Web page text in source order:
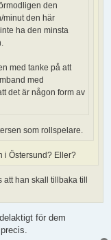
den
minut den här
ha den minsta
med tanke på att
med
det är någon form av
som rollspelare.
i Östersund? Eller?
han skall tillbaka till
för dem